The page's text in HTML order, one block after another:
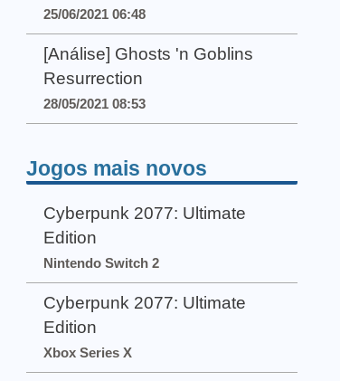
25/06/2021 06:48
[Análise] Ghosts 'n Goblins
Resurrection
28/05/2021 08:53
Jogos mais novos
Cyberpunk 2077: Ultimate
Edition
Nintendo Switch 2
Cyberpunk 2077: Ultimate
Edition
Xbox Series X